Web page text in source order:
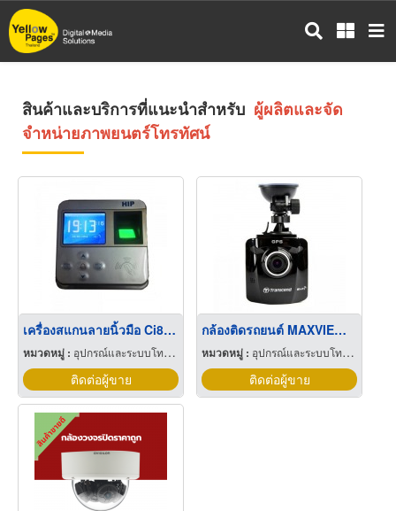
ข้าม
ไป
สินค้าและบริการที่แนะนำสำหรับ ผู้ผลิตและจัด
จำหน่ายภาพยนตร์โทรทัศน์
เครื่องสแกนลายนิ้วมือ Ci805U
หมวดหมู่ : อุปกรณ์และระบบโทรทัศน์วงจรปิด
ติดต่อผู้ขาย
กล้องติดรถยนต์ MAXVIEW 5MCC
หมวดหมู่ : อุปกรณ์และระบบโทรทัศน์วงจรปิด
ติดต่อผู้ขาย